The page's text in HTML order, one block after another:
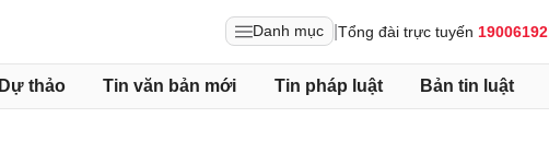
Danh mục Tổng đài trực tuyến 19006192
Dự thảo Tin văn bản mới Tin pháp luật Bản tin luật